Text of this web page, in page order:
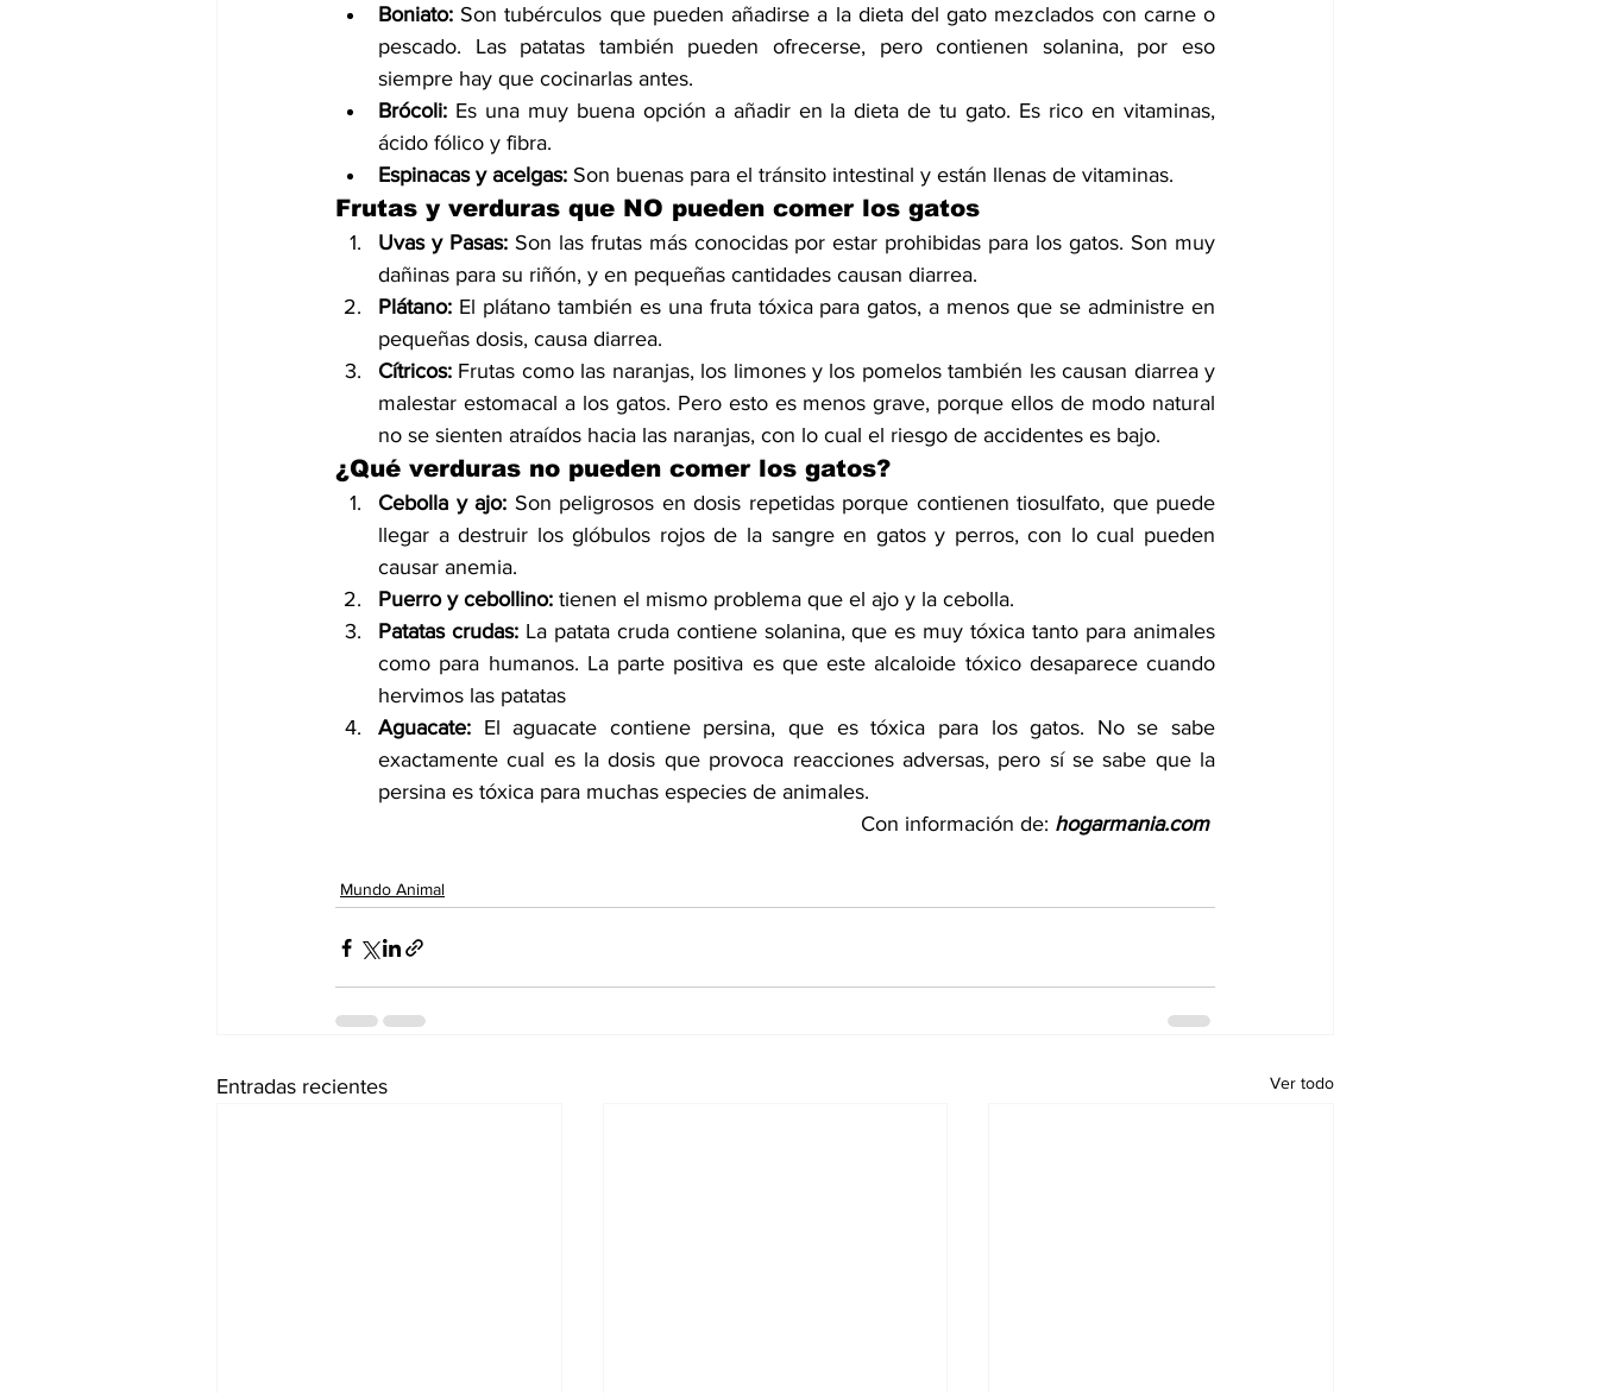
Boniato: Son tubérculos que pueden añadirse a la dieta del gato mezclados con carne o
pescado. Las patatas también pueden ofrecerse, pero contienen solanina, por eso
siempre hay que cocinarlas antes.
Brócoli: Es una muy buena opción a añadir en la dieta de tu gato. Es rico en vitaminas,
ácido fólico y fibra.
Espinacas y acelgas: Son buenas para el tránsito intestinal y están llenas de vitaminas.
Frutas y verduras que NO pueden comer los gatos
Uvas y Pasas: Son las frutas más conocidas por estar prohibidas para los gatos. Son muy
dañinas para su riñón, y en pequeñas cantidades causan diarrea.
Plátano: El plátano también es una fruta tóxica para gatos, a menos que se administre en
pequeñas dosis, causa diarrea.
Cítricos: Frutas como las naranjas, los limones y los pomelos también les causan diarrea y
malestar estomacal a los gatos. Pero esto es menos grave, porque ellos de modo natural
no se sienten atraídos hacia las naranjas, con lo cual el riesgo de accidentes es bajo.
¿Qué verduras no pueden comer los gatos?
Cebolla y ajo: Son peligrosos en dosis repetidas porque contienen tiosulfato, que puede
llegar a destruir los glóbulos rojos de la sangre en gatos y perros, con lo cual pueden
causar anemia.
Puerro y cebollino: tienen el mismo problema que el ajo y la cebolla.
Patatas crudas: La patata cruda contiene solanina, que es muy tóxica tanto para animales
como para humanos. La parte positiva es que este alcaloide tóxico desaparece cuando
hervimos las patatas
Aguacate: El aguacate contiene persina, que es tóxica para los gatos. No se sabe
exactamente cual es la dosis que provoca reacciones adversas, pero sí se sabe que la
persina es tóxica para muchas especies de animales.
Con información de: hogarmania.com
Mundo Animal
Entradas recientes Ver todo